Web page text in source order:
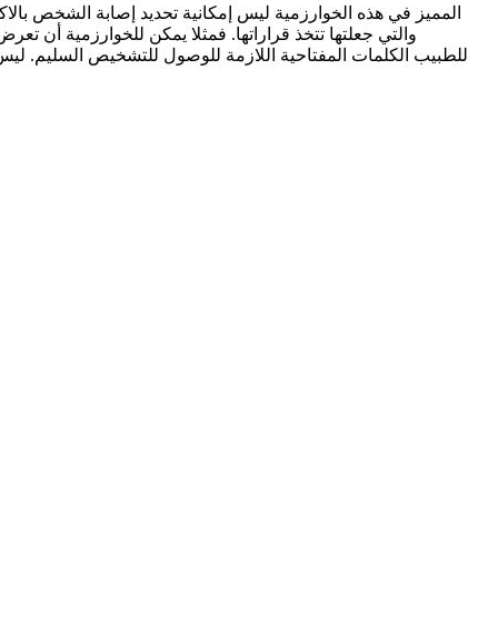
المميز في هذه الخوارزمية ليس إمكانية تحديد إصابة الشخص
والتي جعلتها تتخذ قراراتها. فمثلا يمكن للخوارزمية أن
للطبيب الكلمات المفتاحية اللازمة للوصول للتشخيص السليم.